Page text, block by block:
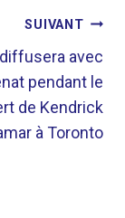
SUIVANT
avec
pendant le
de Kendrick
à Toronto